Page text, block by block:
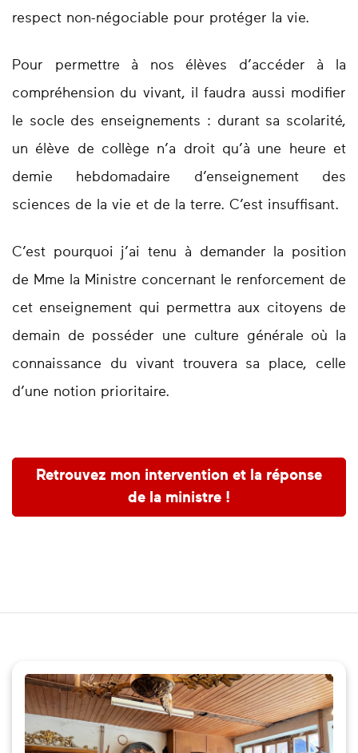
respect non-négociable pour protéger la vie.
Pour permettre à nos élèves d’accéder à la
compréhension du vivant, il faudra aussi modifier
le socle des enseignements : durant sa scolarité,
un élève de collège n’a droit qu’à une heure et
demie hebdomadaire d’enseignement des
sciences de la vie et de la terre. C’est insuffisant.
C’est pourquoi j’ai tenu à demander la position
de Mme la Ministre concernant le renforcement de
cet enseignement qui permettra aux citoyens de
demain de posséder une culture générale où la
connaissance du vivant trouvera sa place, celle
d’une notion prioritaire.
Retrouvez mon intervention et la réponse
de la ministre !